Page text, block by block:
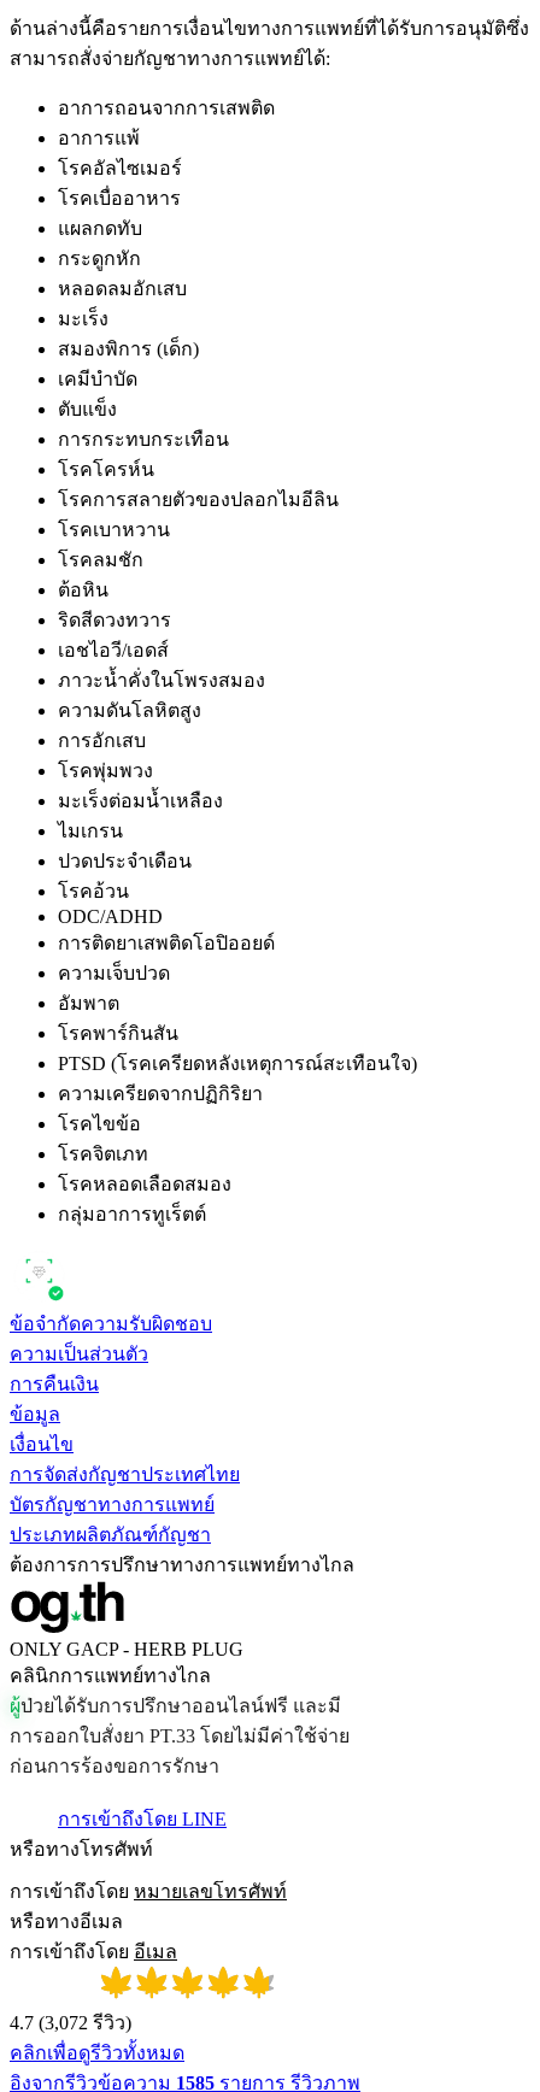
ด้านล่างนี้คือรายการเงื่อนไขทางการแพทย์ที่ได้รับการอนุมัติซึ่ง
สามารถสั่งจ่ายกัญชาทางการแพทย์ได้:
อาการถอนจากการเสพติด
อาการแพ้
โรคอัลไซเมอร์
โรคเบื่ออาหาร
แผลกดทับ
กระดูกหัก
หลอดลมอักเสบ
มะเร็ง
สมองพิการ (เด็ก)
เคมีบำบัด
ตับแข็ง
การกระทบกระเทือน
โรคโครห์น
โรคการสลายตัวของปลอกไมอีลิน
โรคเบาหวาน
โรคลมชัก
ต้อหิน
ริดสีดวงทวาร
เอชไอวี/เอดส์
ภาวะน้ำคั่งในโพรงสมอง
ความดันโลหิตสูง
การอักเสบ
โรคพุ่มพวง
มะเร็งต่อมน้ำเหลือง
ไมเกรน
ปวดประจำเดือน
โรคอ้วน
ODC/ADHD
การติดยาเสพติดโอปิออยด์
ความเจ็บปวด
อัมพาต
โรคพาร์กินสัน
PTSD (โรคเครียดหลังเหตุการณ์สะเทือนใจ)
ความเครียดจากปฏิกิริยา
โรคไขข้อ
โรคจิตเภท
โรคหลอดเลือดสมอง
กลุ่มอาการทูเร็ตต์
ข้อจำกัดความรับผิดชอบ
ความเป็นส่วนตัว
การคืนเงิน
ข้อมูล
เงื่อนไข
การจัดส่งกัญชาประเทศไทย
บัตรกัญชาทางการแพทย์
ประเภทผลิตภัณฑ์กัญชา
ต้องการการปรึกษาทางการแพทย์ทางไกล
ONLY GACP - HERB PLUG
คลินิกการแพทย์ทางไกล
ผปวยไดรบการปรกษาออนไลนฟร และม
การออกใบสงยา PT.33 โดยไมมคาใชจาย
กอนการรองขอการรกษา
การเข้าถึงโดย LINE
หรือทางโทรศัพท์
การเข้าถึงโดย หมายเลขโทรศัพท์
หรือทางอีเมล
การเข้าถึงโดย อีเมล
4.7 (3,072 รีวิว)
คลิกเพื่อดูรีวิวทั้งหมด
อิงจากรีวิวข้อความ 1585 รายการ รีวิวภาพ